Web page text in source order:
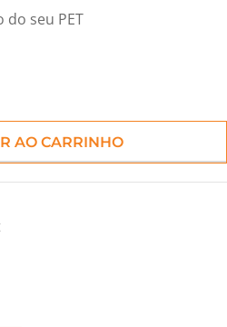
do seu PET
AO CARRINHO